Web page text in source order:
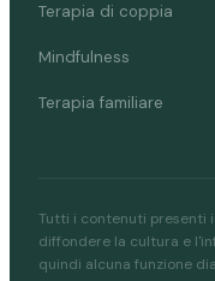
Terapia di coppia
Mindfulness
Terapia familiare
Tutti i contenuti presenti
diffondere la cultura e
quindi alcuna funzione